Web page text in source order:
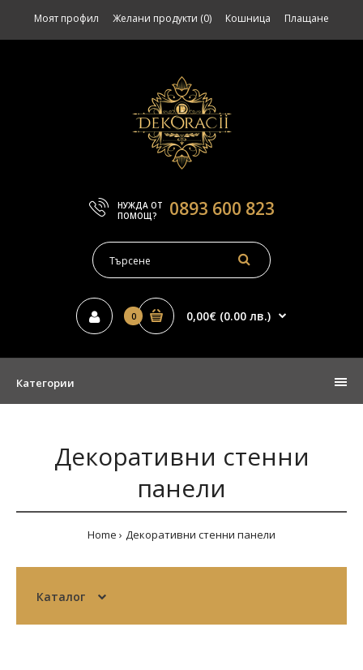
Моят профил Желани продукти (0) Кошница Плащане
НУЖДА ОТ
ПОМОЩ?
0893 600 823
0 0,00€ (0.00 лв.)
Категории
Декоративни стенни
панели
Home Декоративни стенни панели
Каталог